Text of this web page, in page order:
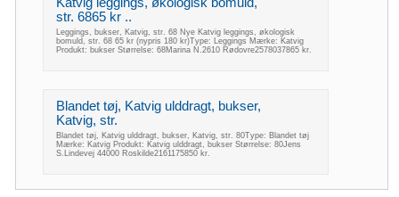
Katvig leggings, økologisk bomuld,
str. 6865 kr ..
Leggings, bukser, Katvig, str. 68 Nye Katvig leggings, økologisk
bomuld, str. 68 65 kr (nypris 180 kr)Type: Leggings Mærke: Katvig
Produkt: bukser Størrelse: 68Marina N.2610 Rødovre2578037865 kr.
Blandet tøj, Katvig ulddragt, bukser,
Katvig, str.
Blandet tøj, Katvig ulddragt, bukser, Katvig, str. 80Type: Blandet tøj
Mærke: Katvig Produkt: Katvig ulddragt, bukser Størrelse: 80Jens
S.Lindevej 44000 Roskilde2161175850 kr.